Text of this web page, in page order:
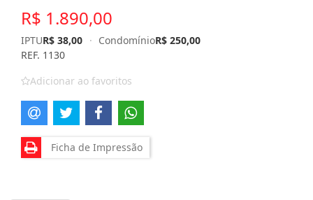
R$ 1.890,00
IPTUR$ 38,00 · CondomínioR$ 250,00
REF. 1130
Adicionar ao favoritos
Ficha de Impressão